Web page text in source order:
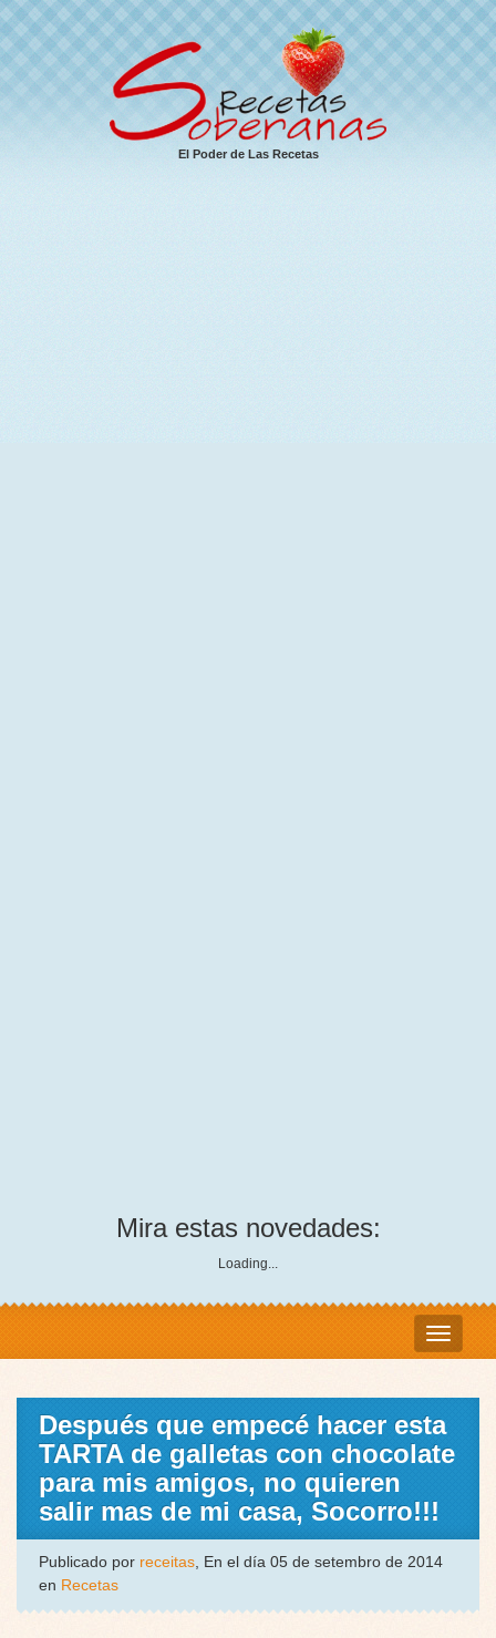
El Poder de Las Recetas
Mira estas novedades:
Loading...
Después que empecé hacer esta
TARTA de galletas con chocolate
para mis amigos, no quieren
salir mas de mi casa, Socorro!!!
Publicado por receitas, En el día 05 de setembro de 2014
en Recetas